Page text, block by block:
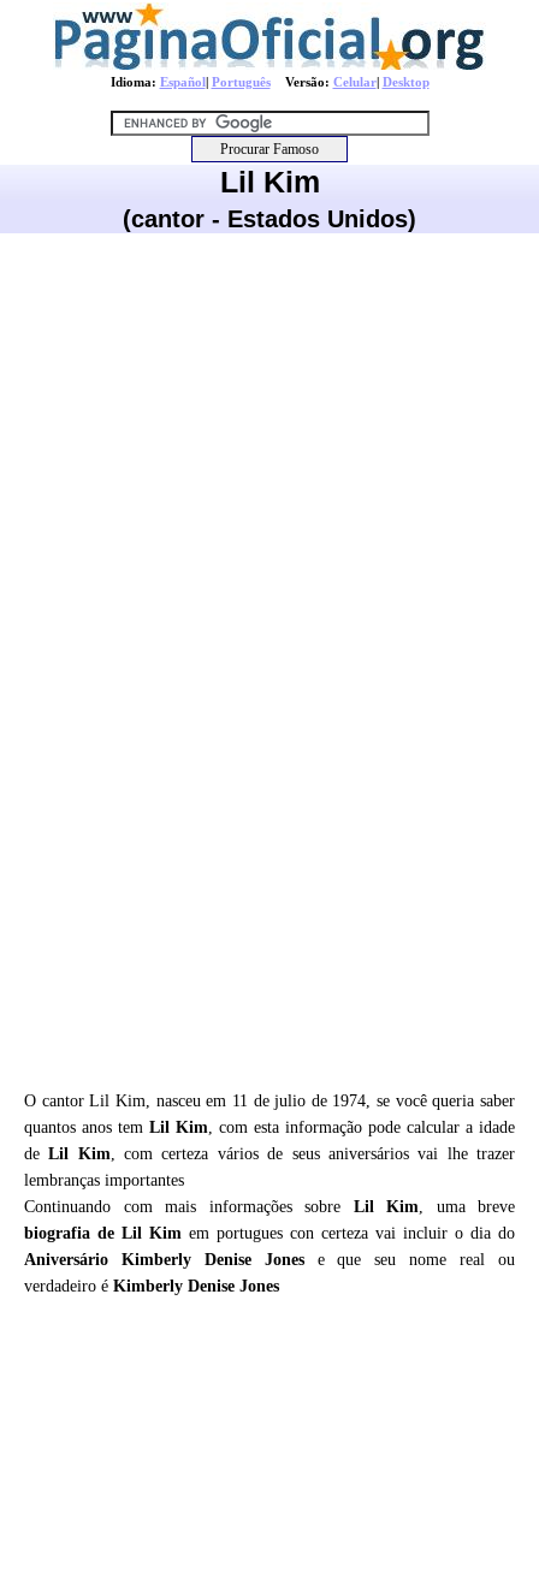
Idioma: Español| PortuguêsVersão: Celular| Desktop
Lil Kim
(cantor - Estados Unidos)
O cantor Lil Kim, nasceu em 11 de julio de 1974, se você queria saber
quantos anos tem Lil Kim, com esta informação pode calcular a idade
deLil Kim, com certeza vários de seus aniversários vai lhe trazer
lembranças importantes
Continuando com mais informações sobre Lil Kim, uma breve
biografia de Lil Kim em portugues con certeza vai incluir o dia do
Aniversário Kimberly Denise Jones e que seu nome real ou
verdadeiro é Kimberly Denise Jones